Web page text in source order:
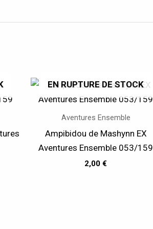
EN RUPTURE DE STOCK
Aventures Ensemble
Ampibidou de Mashynn EX
Aventures Ensemble 053/159
2,00€